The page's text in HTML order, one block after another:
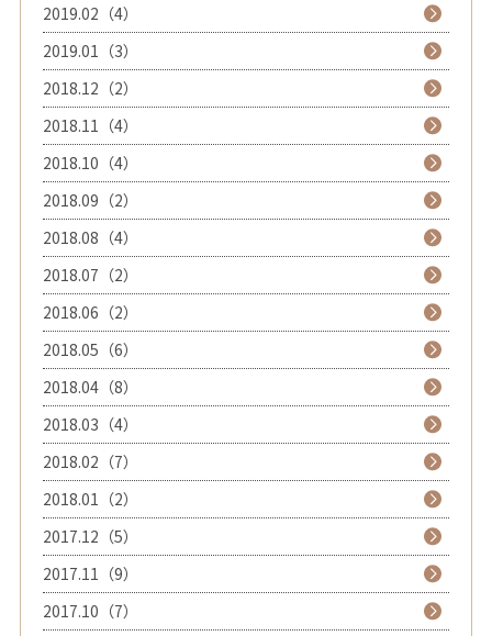
2019.02（4）
2019.01（3）
2018.12（2）
2018.11（4）
2018.10（4）
2018.09（2）
2018.08（4）
2018.07（2）
2018.06（2）
2018.05（6）
2018.04（8）
2018.03（4）
2018.02（7）
2018.01（2）
2017.12（5）
2017.11（9）
2017.10（7）